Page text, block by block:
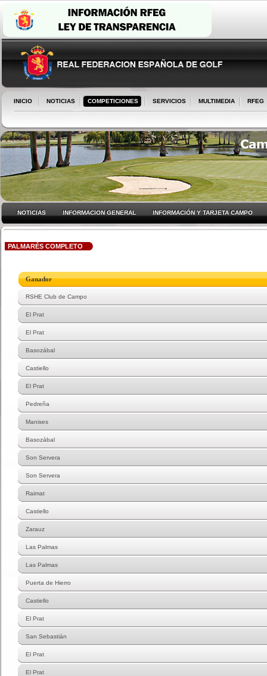
INICIO NOTICIAS COMPETICIONES SERVICIOS MULTIMEDIA RFEG
NOTICIAS INFORMACION GENERAL INFORMACIÓN Y TARJETA CAMPO
PALMARÉS COMPLETO
Ganador
RSHE Club de Campo
El Prat
El Prat
Basozábal
Castiello
El Prat
Pedreña
Manises
Basozábal
Son Servera
Son Servera
Raimat
Castiello
Zarauz
Las Palmas
Las Palmas
Puerta de Hierro
Castiello
El Prat
San Sebastián
El Prat
El Prat